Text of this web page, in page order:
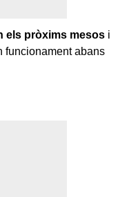
els pròxims mesos i
funcionament abans